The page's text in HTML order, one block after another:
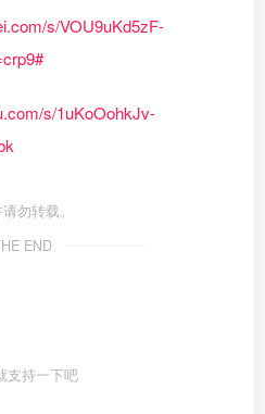
s/VOU9uKd5zF-
s/1uKoOohkJv-
勿转载。
END
支持一下吧